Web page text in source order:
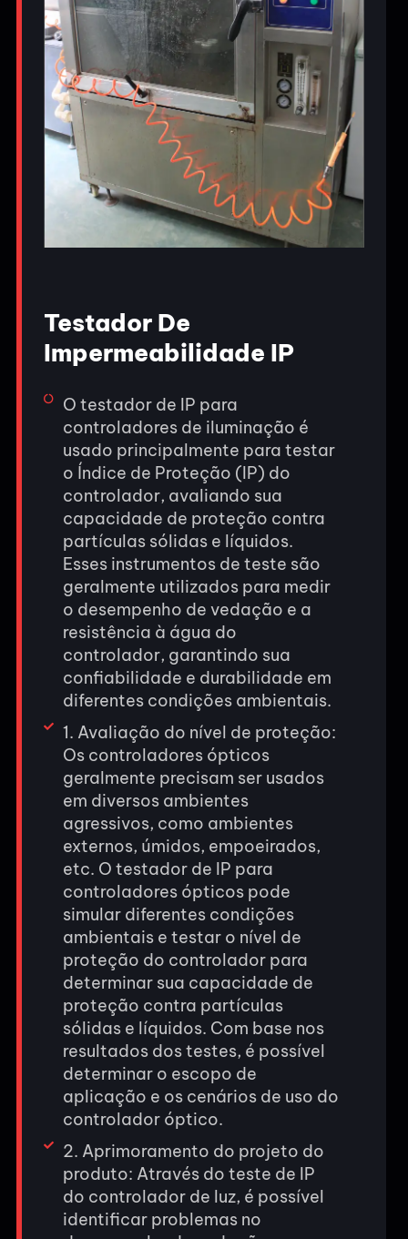
Testador De
Impermeabilidade IP
O testador de IP para
controladores de iluminação é
usado principalmente para testar
o Índice de Proteção (IP) do
controlador, avaliando sua
capacidade de proteção contra
partículas sólidas e líquidos.
Esses instrumentos de teste são
geralmente utilizados para medir
o desempenho de vedação e a
resistência à água do
controlador, garantindo sua
confiabilidade e durabilidade em
diferentes condições ambientais.
1. Avaliação do nível de proteção:
Os controladores ópticos
geralmente precisam ser usados
em diversos ambientes
agressivos, como ambientes
externos, úmidos, empoeirados,
etc. O testador de IP para
controladores ópticos pode
simular diferentes condições
ambientais e testar o nível de
proteção do controlador para
determinar sua capacidade de
proteção contra partículas
sólidas e líquidos. Com base nos
resultados dos testes, é possível
determinar o escopo de
aplicação e os cenários de uso do
controlador óptico.
2. Aprimoramento do projeto do
produto: Através do teste de IP
do controlador de luz, é possível
identificar problemas no